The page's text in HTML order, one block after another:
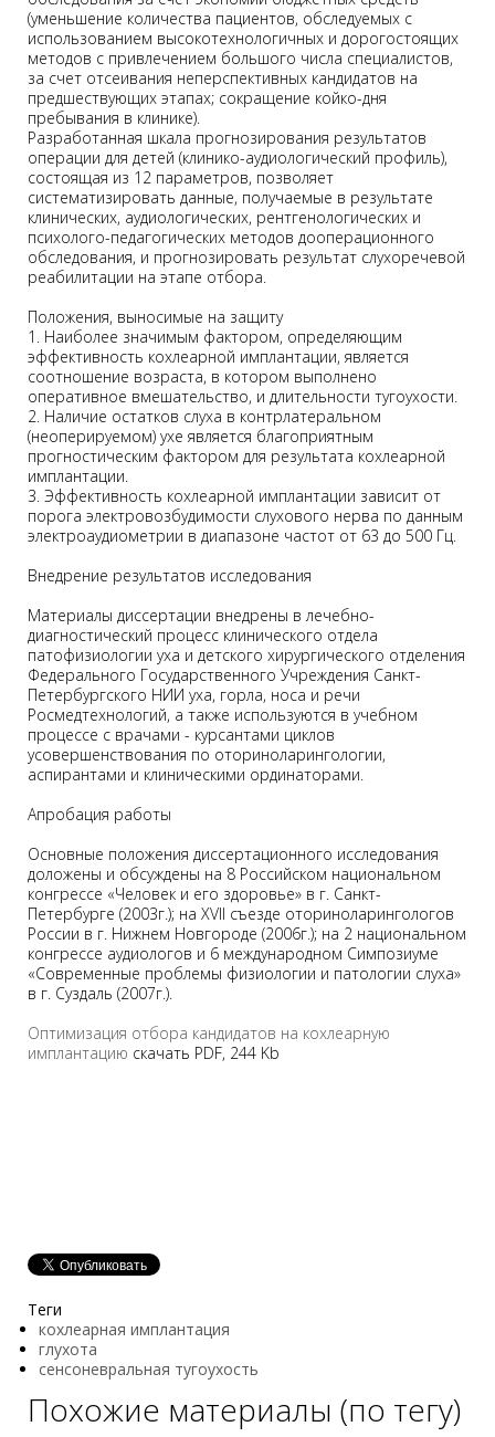
(уменьшение количества пациентов, обследуемых с
использованием высокотехнологичных и дорогостоящих
методов с привлечением большого числа специалистов,
за счет отсеивания неперспективных кандидатов на
предшествующих этапах; сокращение койко-дня
пребывания в клинике).
Разработанная шкала прогнозирования результатов
операции для детей (клинико-аудиологический профиль),
состоящая из 12 параметров, позволяет
систематизировать данные, получаемые в результате
клинических, аудиологических, рентгенологических и
психолого-педагогических методов дооперационного
обследования, и прогнозировать результат слухоречевой
реабилитации на этапе отбора.
Положения, выносимые на защиту
1. Наиболее значимым фактором, определяющим
эффективность кохлеарной имплантации, является
соотношение возраста, в котором выполнено
оперативное вмешательство, и длительности тугоухости.
2. Наличие остатков слуха в контрлатеральном
(неоперируемом) ухе является благоприятным
прогностическим фактором для результата кохлеарной
имплантации.
3. Эффективность кохлеарной имплантации зависит от
порога электровозбудимости слухового нерва по данным
электроаудиометрии в диапазоне частот от 63 до 500 Гц.
Внедрение результатов исследования
Материалы диссертации внедрены в лечебно-
диагностический процесс клинического отдела
патофизиологии уха и детского хирургического отделения
Федерального Государственного Учреждения Санкт-
Петербургского НИИ уха, горла, носа и речи
Росмедтехнологий, а также используются в учебном
процессе с врачами - курсантами циклов
усовершенствования по оториноларингологии,
аспирантами и клиническими ординаторами.
Апробация работы
Основные положения диссертационного исследования
доложены и обсуждены на 8 Российском национальном
конгрессе «Человек и его здоровье» в г. Санкт-
Петербурге (2003г.); на XVII съезде оториноларингологов
России в г. Нижнем Новгороде (2006г.); на 2 национальном
конгрессе аудиологов и 6 международном Симпозиуме
«Современные проблемы физиологии и патологии слуха»
в г. Суздаль (2007г.).
Оптимизация отбора кандидатов на кохлеарную
имплантацию скачать PDF, 244 Kb
Теги
кохлеарная имплантация
глухота
сенсоневральная тугоухость
Похожие материалы (по тегу)